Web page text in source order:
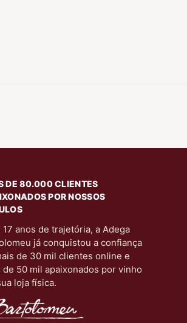
DE 80.000 CLIENTES
POR NOSSOS
17 anos de trajetória, a Adega
já conquistou a confiança
de 30 mil clientes online e
de 50 mil apaixonados por vinho
loja física.